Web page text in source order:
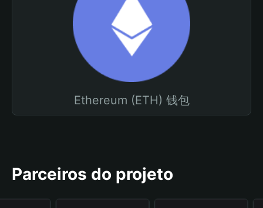
Ethereum (ETH) 钱包
Parceiros do projeto